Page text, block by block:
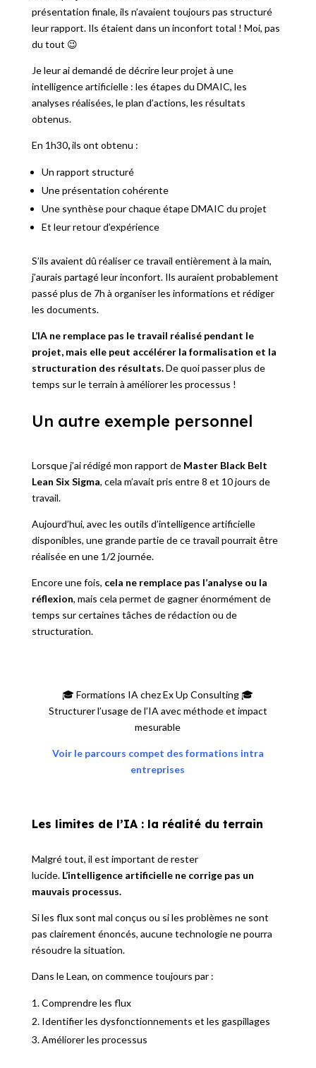
présentation finale, ils n’avaient toujours pas structuré
leur rapport. Ils étaient dans un inconfort total ! Moi, pas
du tout 😉
Je leur ai demandé de décrire leur projet à une
intelligence artificielle : les étapes du DMAIC, les
analyses réalisées, le plan d’actions, les résultats
obtenus.
En 1h30,ils ont obtenu :
Un rapport structuré
Une présentation cohérente
Une synthèse pour chaque étape DMAIC du projet
Et leur retour d’expérience
S’ils avaient dû réaliser ce travail entièrement à la main,
j’aurais partagé leur inconfort. Ils auraient probablement
passé plus de 7h à organiser les informations et rédiger
les documents.
L’IA ne remplace pas le travail réalisé pendant le
projet, mais elle peut accélérer la formalisation et la
structuration des résultats.De quoi passer plus de
temps sur le terrain à améliorer les processus !
Un autre exemple personnel
Lorsque j’ai rédigé mon rapport de Master Black Belt
Lean Six Sigma, cela m’avait pris entre 8 et 10 jours de
travail.
Aujourd’hui, avec les outils d’intelligence artificielle
disponibles, une grande partie de ce travail pourrait être
réalisée en une 1/2 journée.
Encore une fois, cela ne remplace pas l’analyse ou la
réflexion, mais cela permet de gagner énormément de
temps sur certaines tâches de rédaction ou de
structuration.
🎓 Formations IA chez Ex Up Consulting 🎓
Structurer l’usage de l’IA avec méthode et impact
mesurable
Voir le parcours compet des formations intra
entreprises
Les limites de l’IA : la réalité du terrain
Malgré tout, il est important de rester
lucide. L’intelligence artificielle ne corrige pas un
mauvais processus.
Si les flux sont mal conçus ou si les problèmes ne sont
pas clairement énoncés, aucune technologie ne pourra
résoudre la situation.
Dans le Lean, on commence toujours par :
Comprendre les flux
Identifier les dysfonctionnements et les gaspillages
Améliorer les processus